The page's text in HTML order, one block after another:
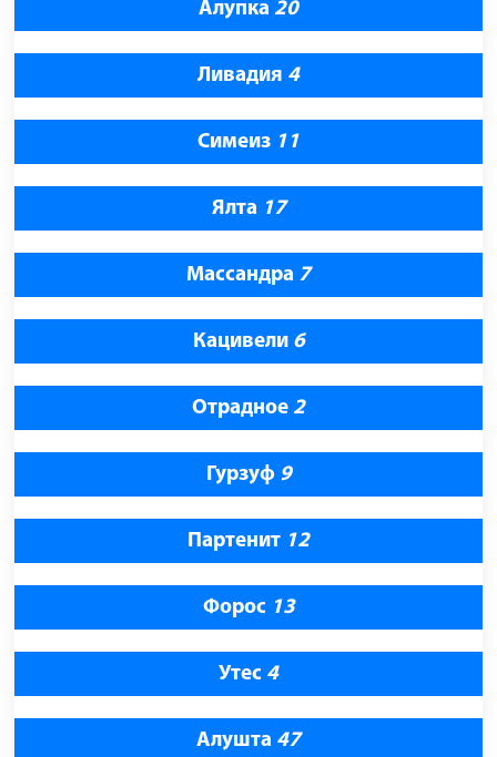
Алупка 20
Ливадия 4
Симеиз 11
Ялта 17
Массандра 7
Кацивели 6
Отрадное 2
Гурзуф 9
Партенит 12
Форос 13
Утес 4
Алушта 47